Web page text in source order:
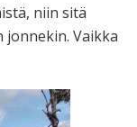
niin sitä
jonnekin. Vaikka